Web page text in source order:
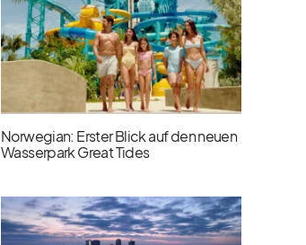
Norwegian: Erster Blick auf den neuen
Wasserpark Great Tides